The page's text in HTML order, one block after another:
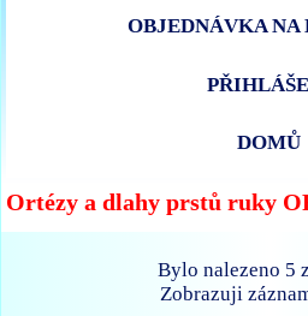
OBJEDNÁVKA NA
DOMŮ
Ortézy a dlahy prstů ruky
Bylo nalezeno 5
Zobrazuji